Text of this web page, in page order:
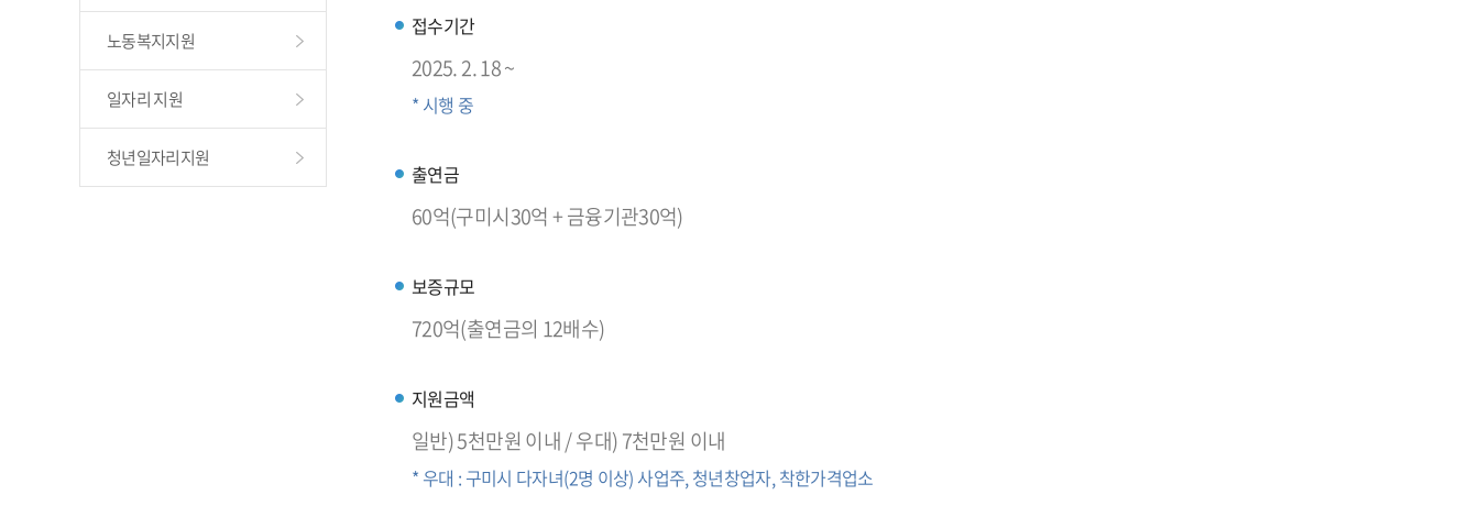
노동복지지원
일자리 지원
청년일자리지원
접수기간
2025. 2. 18 ~
* 시행 중
출연금
60억(구미시30억 + 금융기관30억)
보증규모
720억(출연금의 12배수)
지원금액
일반) 5천만원 이내 / 우대) 7천만원 이내
* 우대 : 구미시 다자녀(2명 이상) 사업주, 청년창업자, 착한가격업소